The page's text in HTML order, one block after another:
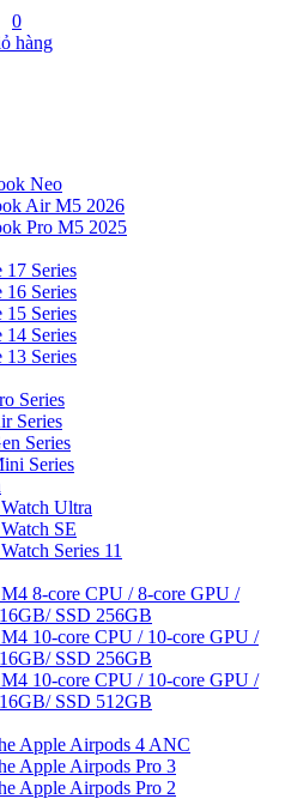
0
hàng
Neo
Air M5 2026
Pro M5 2025
17 Series
16 Series
15 Series
14 Series
13 Series
Series
Series
Series
Series
Ultra
SE
Series 11
8-core CPU / 8-core GPU /
SSD 256GB
10-core CPU / 10-core GPU /
SSD 256GB
10-core CPU / 10-core GPU /
SSD 512GB
Apple Airpods 4 ANC
Apple Airpods Pro 3
Apple Airpods Pro 2